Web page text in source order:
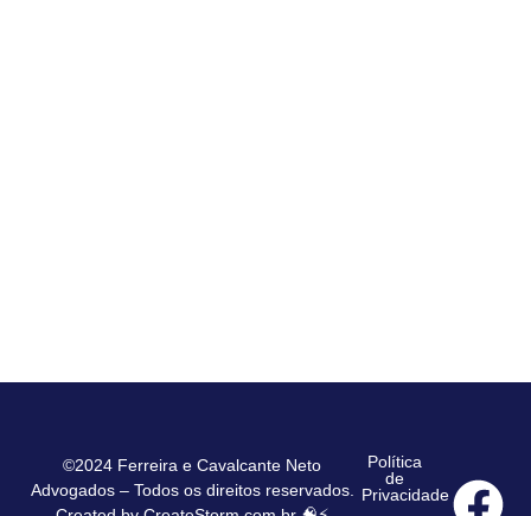
©2024 Ferreira e Cavalcante Neto
Advogados – Todos os direitos reservados.
Política
de
Privacidade